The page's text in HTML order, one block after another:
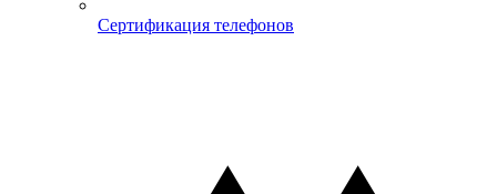
Сертификация телефонов